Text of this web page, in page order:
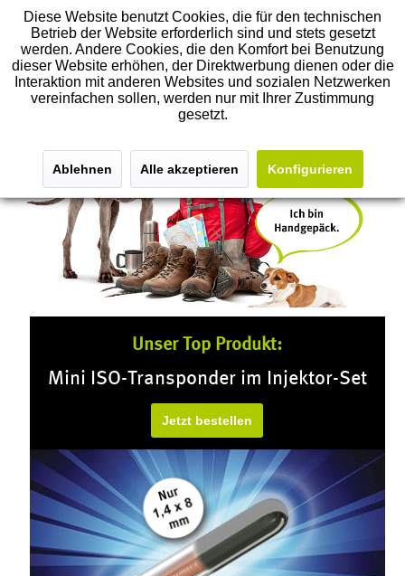
Unser Top Produkt:
Mini ISO-Transponder im Injektor-Set
Jetzt bestellen
Diese Website benutzt Cookies, die für den technischen
Betrieb der Website erforderlich sind und stets gesetzt
werden. Andere Cookies, die den Komfort bei Benutzung
dieser Website erhöhen, der Direktwerbung dienen oder die
Interaktion mit anderen Websites und sozialen Netzwerken
vereinfachen sollen, werden nur mit Ihrer Zustimmung
gesetzt.
Ablehnen Alle akzeptieren Konfigurieren